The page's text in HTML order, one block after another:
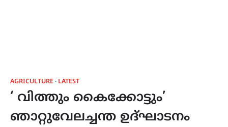
AGRICULTURE LATEST
‘ വിത്തും കൈക്കോട്ടും’
ഞാറ്റുവേലച്ചന്ത ഉദ്ഘാടനം